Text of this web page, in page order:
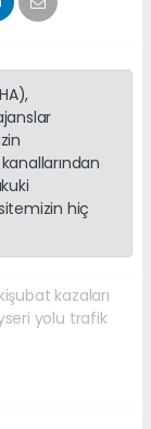
hiç
kazaları
yolu trafik